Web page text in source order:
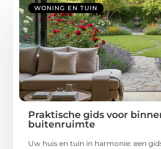
WONING EN TUIN
Praktische gids voor
buitenruimte
Uw huis en tuin in harmonie: een